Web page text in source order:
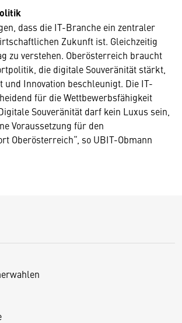
dass die IT-Branche ein zentraler
Zukunft ist. Gleichzeitig
zu verstehen. Oberösterreich braucht
die digitale Souveränität stärkt,
und Innovation beschleunigt. Die IT-
für die Wettbewerbsfähigkeit
Souveränität darf kein Luxus sein,
Voraussetzung für den
Oberösterreich“, so UBIT-Obmann